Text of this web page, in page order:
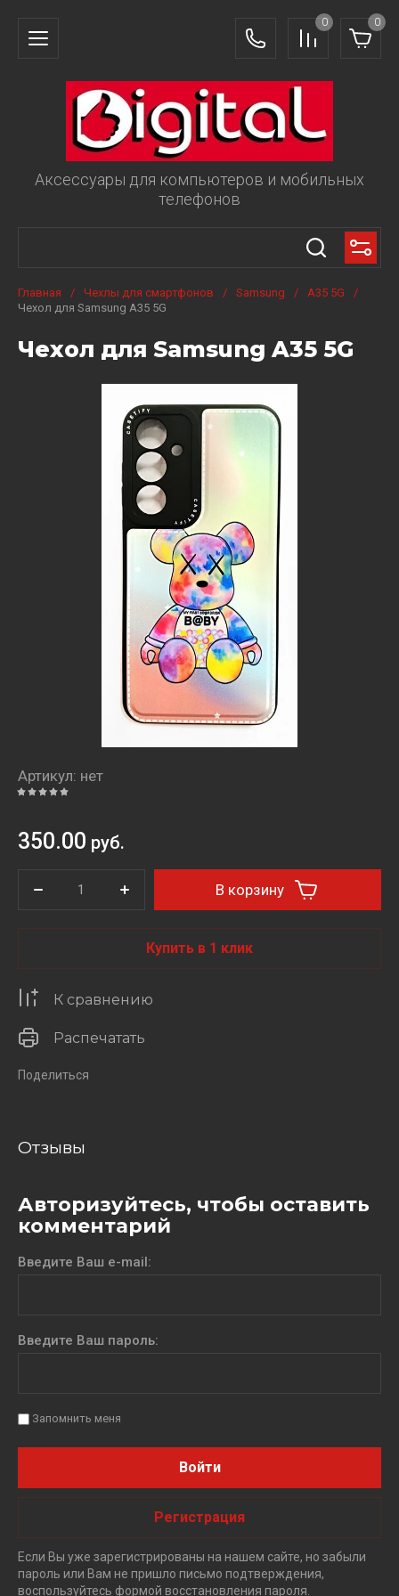
0 0
Аксессуары для компьютеров и мобильных
телефонов
Главная / Чехлы для смартфонов / Samsung / A35 5G
/
Чехол для Samsung A35 5G
Чехол для Samsung A35 5G
Артикул: нет
350.00 руб.
В корзину
Купить в 1 клик
К сравнению
Поделиться
Распечатать
Отзывы
Авторизуйтесь, чтобы оставить
комментарий
Введите Ваш e-mail:
Введите Ваш пароль:
Запомнить меня
Войти
Регистрация
Если Вы уже зарегистрированы на нашем сайте, но забыли
пароль или Вам не пришло письмо подтверждения,
воспользуйтесь формой восстановления пароля.